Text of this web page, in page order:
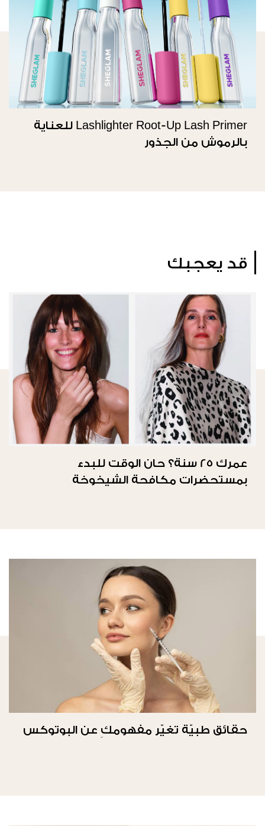
Lashlighter Root-Up Lash Primer للعناية
بالرموش من الجذور
قد يعجبك
عمرك 25 سنة؟ حان الوقت للبدء
بمستحضرات مكافحة الشيخوخة
حقائق طبيّة تغيّر مفهومكِ عن البوتوكس